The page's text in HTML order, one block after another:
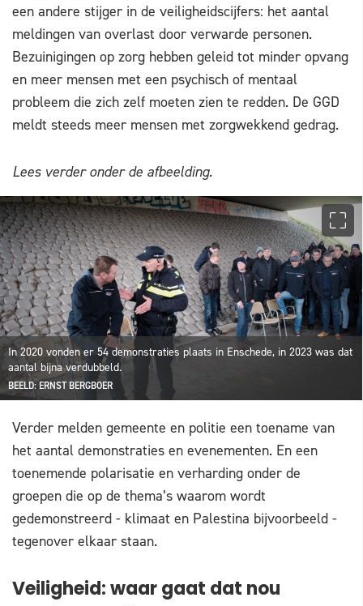
een andere stijger in de veiligheidscijfers: het aantal
meldingen van overlast door verwarde personen.
Bezuinigingen op zorg hebben geleid tot minder opvang
en meer mensen met een psychisch of mentaal
probleem die zich zelf moeten zien te redden. De GGD
meldt steeds meer mensen met zorgwekkend gedrag.
Lees verder onder de afbeelding.
In 2020 vonden er 54 demonstraties plaats in Enschede, in 2023 was dat
aantal bijna verdubbeld.
BEELD: ERNST BERGBOER
Verder melden gemeente en politie een toename van
het aantal demonstraties en evenementen. En een
toenemende polarisatie en verharding onder de
groepen die op de thema’s waarom wordt
gedemonstreerd - klimaat en Palestina bijvoorbeeld -
tegenover elkaar staan.
Veiligheid: waar gaat dat nou